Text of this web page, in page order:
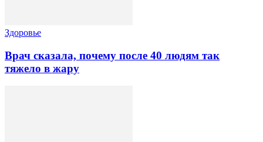
Здоровье
Врач сказала, почему после 40 людям так
тяжело в жару